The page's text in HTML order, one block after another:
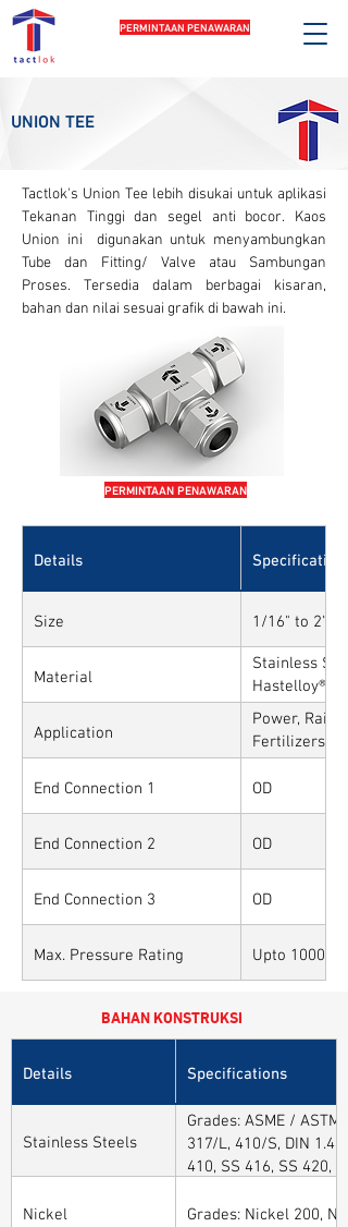
PERMINTAAN PENAWARAN
UNION TEE
Tactlok's Union Tee lebih disukai untuk aplikasi
Tekanan Tinggi dan segel anti bocor. Kaos
Union ini digunakan untuk menyambungkan
Tube dan Fitting/ Valve atau Sambungan
Proses. Tersedia dalam berbagai kisaran,
bahan dan nilai sesuai grafik di bawah ini.
PERMINTAAN PENAWARAN
Details Specifications
Size 1/16" to 2"
Material
Stainless
Hastelloy®,
Alloys
Application
Power,
Fertilizers,
Sytems,
End Connection 1
OD
End Connection 2 OD
End Connection 3 OD
Max. Pressure Rating Upto
BAHAN KONSTRUKSI
Details Specifications
Stainless Steels
Grades: ASME /
317/L, 410/S, DIN
410, SS 416, SS 420,
Nickel
Grades: Nickel 200,